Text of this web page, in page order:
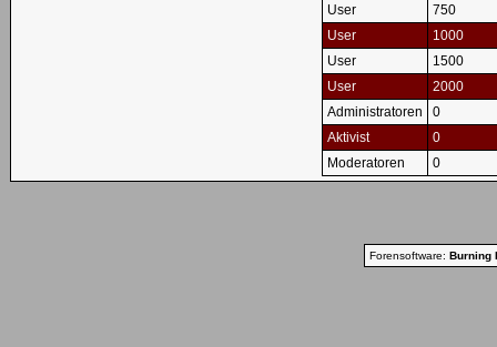
User
750
User
1000
User
1500
User
2000
Administratoren
0
Aktivist
0
Moderatoren
0
Forensoftware: Burning